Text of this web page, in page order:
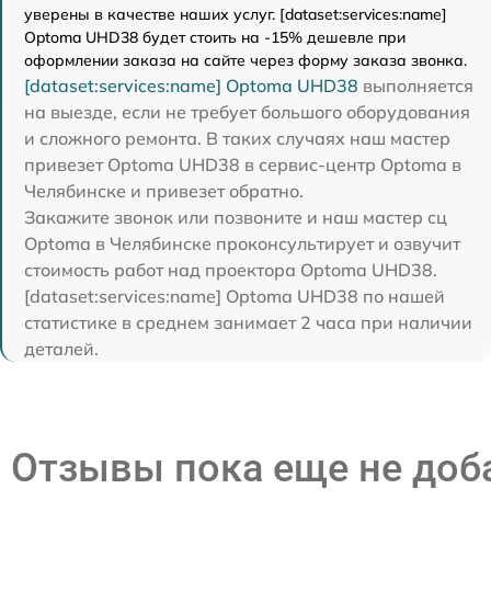
уверены в качестве наших услуг. [dataset:services:name]
Optoma UHD38 будет стоить на -15% дешевле при
оформлении заказа на сайте через форму заказа звонка.
[dataset:services:name] Optoma UHD38 выполняется
на выезде, если не требует большого оборудования
и сложного ремонта. В таких случаях наш мастер
привезет Optoma UHD38 в сервис-центр Optoma в
Челябинске и привезет обратно.
Закажите звонок или позвоните и наш мастер сц
Optoma в Челябинске проконсультирует и озвучит
стоимость работ над проектора Optoma UHD38.
[dataset:services:name] Optoma UHD38 по нашей
статистике в среднем занимает 2 часа при наличии
деталей.
Отзывы пока еще не